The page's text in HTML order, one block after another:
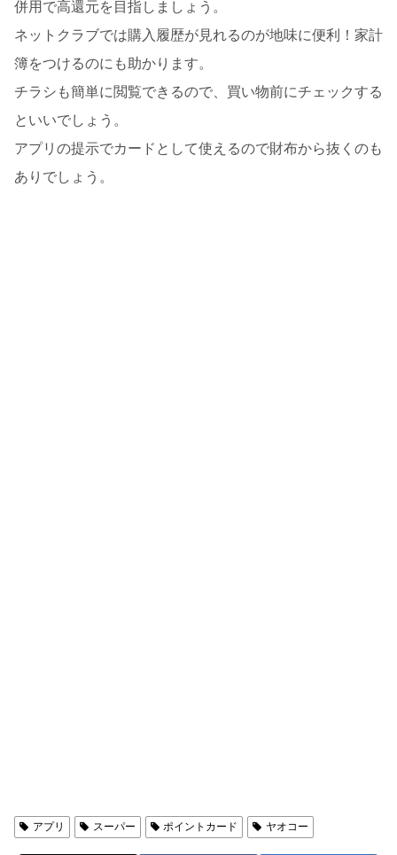
併用で高還元を目指しましょう。
ネットクラブでは購入履歴が見れるのが地味に便利！家計
簿をつけるのにも助かります。
チラシも簡単に閲覧できるので、買い物前にチェックする
といいでしょう。
アプリの提示でカードとして使えるので財布から抜くのも
ありでしょう。
アプリ スーパー ポイントカード ヤオコー